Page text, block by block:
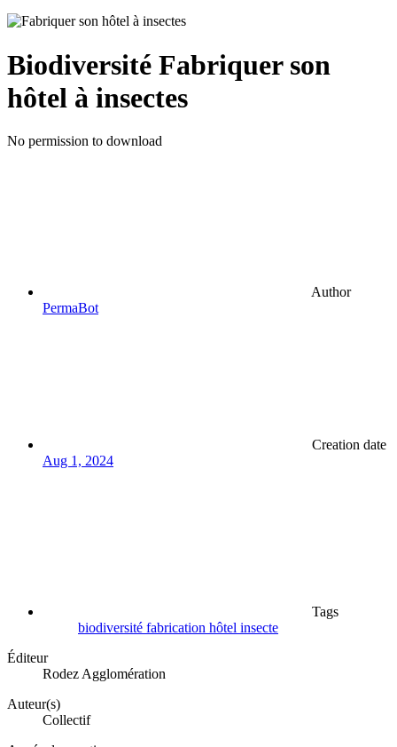
Biodiversité Fabriquer son
hôtel à insectes
No permission to download
Author
PermaBot
Creation date
Aug 1, 2024
Tags
biodiversité fabrication hôtel insecte
Éditeur
Rodez Agglomération
Auteur(s)
Collectif